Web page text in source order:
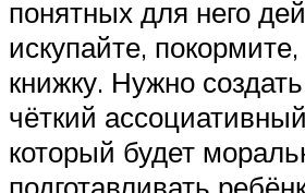
понятных для него
искупайте,
книжку. Нужно
чёткий
который будет